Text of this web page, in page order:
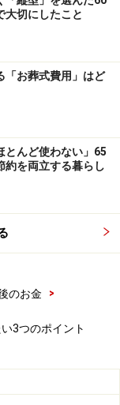
制度であり、
が多い一方で、
「NISA」は税制
るなど、それぞ
です
ち「つみたて投
き上げられたう
投資に適した一
大切にしたこと
「お葬式費用」はど
とんど使わない」65
約を両立する暮らし
のお金
>
3つのポイント